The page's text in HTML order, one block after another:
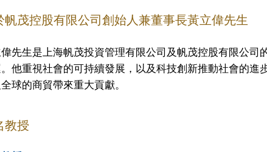
帆茂控股有限公司創始人兼董事長黃立偉先生
先生是上海帆茂投資管理有限公司及帆茂控股有限公
他重視社會的可持續發展，以及科技創新推動社會的
球的商貿帶來重大貢獻。
教授